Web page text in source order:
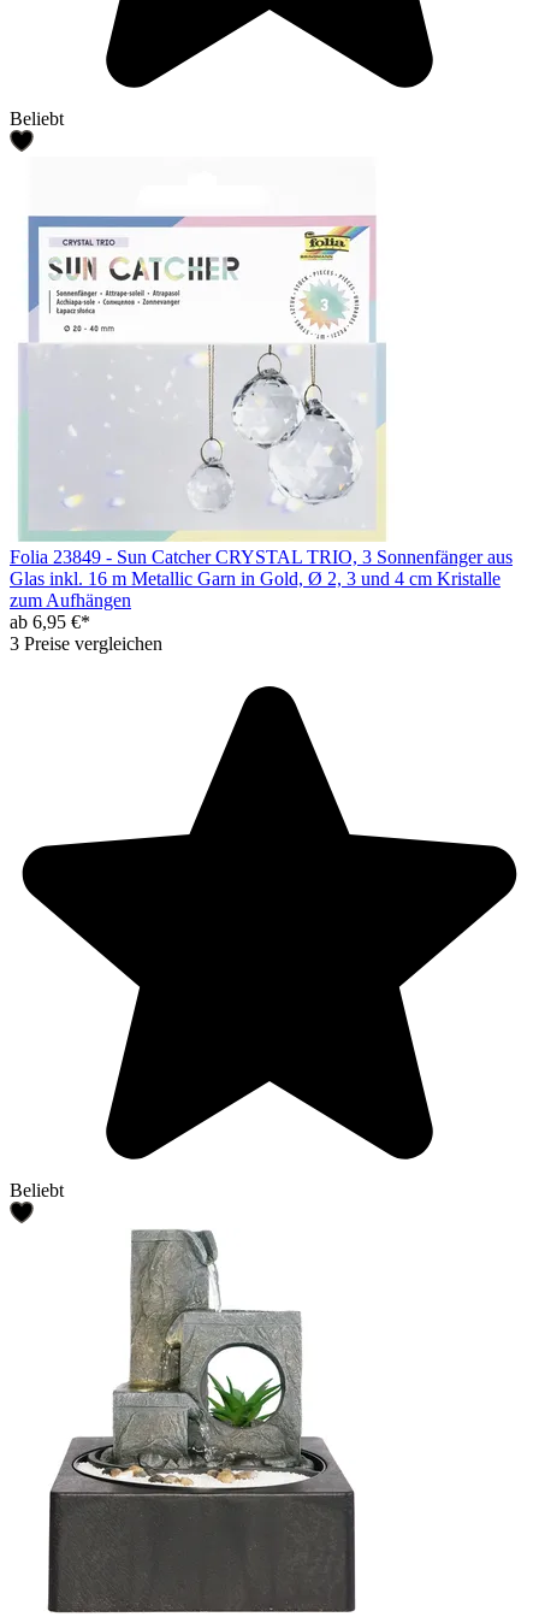
Beliebt
Folia 23849 - Sun Catcher CRYSTAL TRIO, 3 Sonnenfänger aus
Glas inkl. 16 m Metallic Garn in Gold, Ø 2, 3 und 4 cm Kristalle
zum Aufhängen
ab 6,95 €*
3 Preise vergleichen
Beliebt